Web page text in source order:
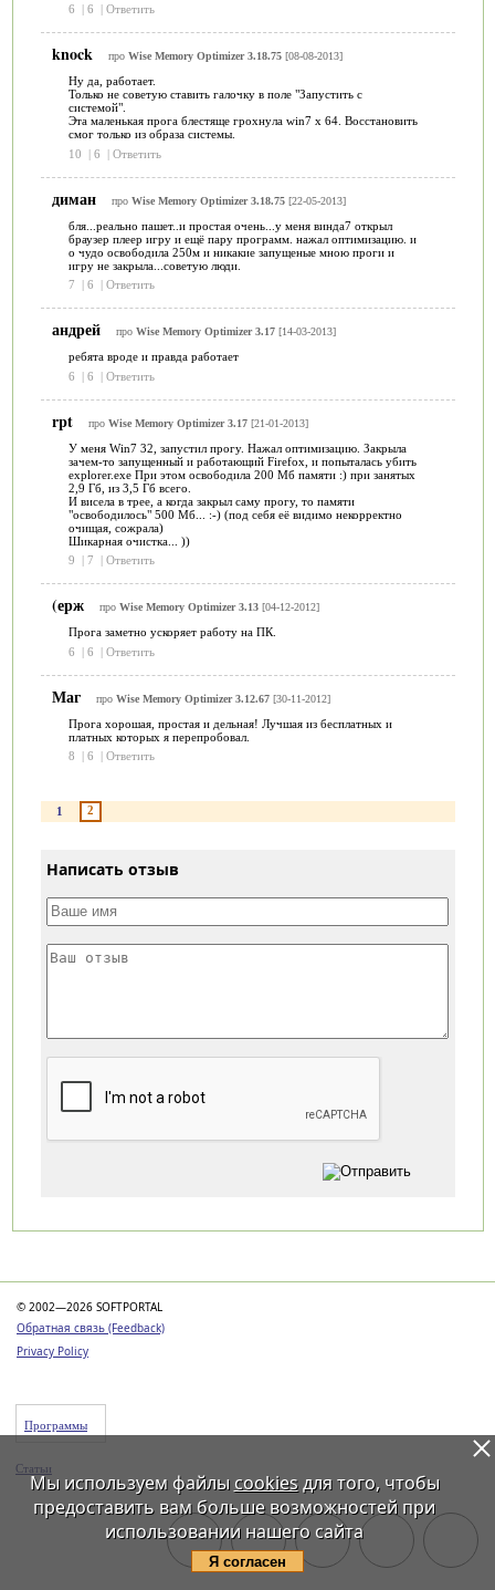
6
| 6 | Ответить
knock про Wise Memory Optimizer 3.18.75[08-08-2013]
Ну да, работает.
Только не советую ставить галочку в поле "Запустить с
системой".
Эта маленькая прога блестяще грохнула win7 x 64. Восстановить
смог только из образа системы.
10
| 6 | Ответить
диман про Wise Memory Optimizer 3.18.75[22-05-2013]
бля...реально пашет..и простая очень...у меня винда7 открыл
браузер плеер игру и ещё пару программ. нажал оптимизацию. и
о чудо освободила 250м и никакие запущеные мною проги и
игру не закрыла...советую люди.
7
| 6 | Ответить
андрей про Wise Memory Optimizer 3.17[14-03-2013]
ребята вроде и правда работает
6
| 6 | Ответить
rpt про Wise Memory Optimizer 3.17[21-01-2013]
У меня Win7 32, запустил прогу. Нажал оптимизацию. Закрыла
зачем-то запущенный и работающий Firefox, и попыталась убить
explorer.exe При этом освободила 200 Мб памяти :) при занятых
2,9 Гб, из 3,5 Гб всего.
И висела в трее, а когда закрыл саму прогу, то памяти
"освободилось" 500 Мб... :-) (под себя её видимо некорректно
очищая, сожрала)
Шикарная очистка... ))
9
| 7 | Ответить
(ерж про Wise Memory Optimizer 3.13[04-12-2012]
Прога заметно ускоряет работу на ПК.
6
| 6 | Ответить
Маг про Wise Memory Optimizer 3.12.67[30-11-2012]
Прога хорошая, простая и дельная! Лучшая из бесплатных и
платных которых я перепробовал.
8
| 6 | Ответить
1 2
Написать отзыв
© 2002—2026 SOFTPORTAL
Обратная связь (Feedback)
Privacy Policy
Программы
Статьи
Мы используем файлы cookiesдля того, чтобы
предоставить вам больше возможностей при
использовании нашего сайта